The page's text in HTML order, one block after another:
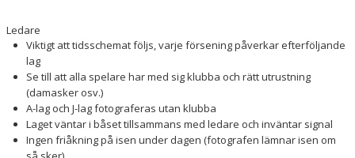
Ledare
Viktigt att tidsschemat följs, varje försening påverkar efterföljande
lag
Se till att alla spelare har med sig klubba och rätt utrustning
(damasker osv.)
A-lag och J-lag fotograferas utan klubba
Laget väntar i båset tillsammans med ledare och inväntar signal
Ingen friåkning på isen under dagen (fotografen lämnar isen om